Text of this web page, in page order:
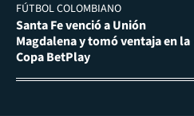
FÚTBOL COLOMBIANO
Santa Fe venció a Unión
Magdalena y tomó ventaja en la
Copa BetPlay